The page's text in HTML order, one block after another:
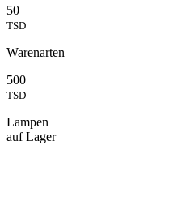
50
TSD
Warenarten
500
TSD
Lampen
auf Lager